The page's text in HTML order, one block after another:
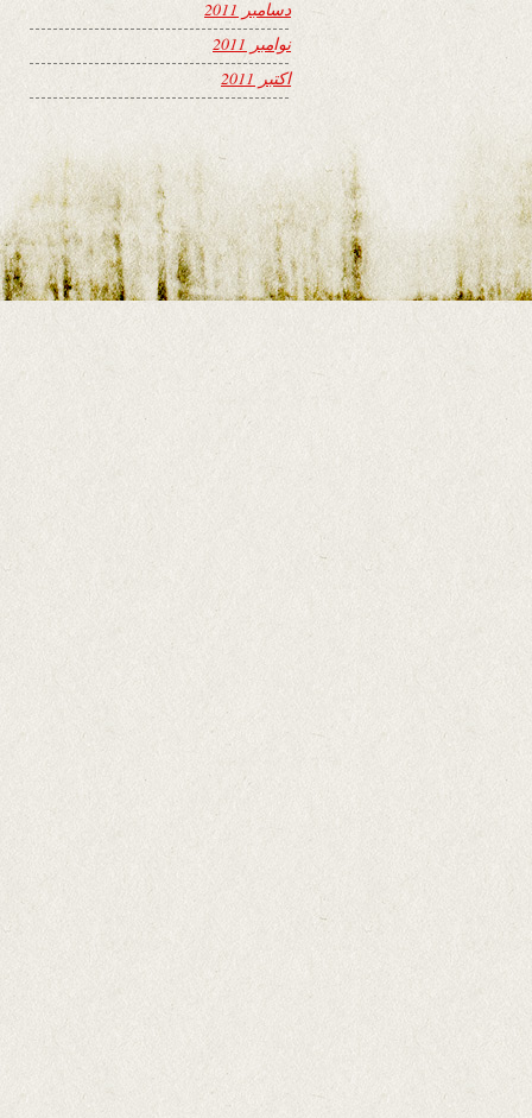
دسامبر 2011
نوامبر 2011
اکتبر 2011